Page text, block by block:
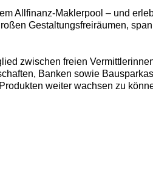
Allfinanz-Maklerpool – und
Gestaltungsfreiräumen,
zwischen freien
Banken sowie
weiter wachsen zu